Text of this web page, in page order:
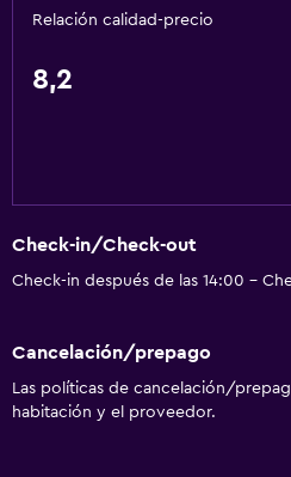
Áreas designadas para
Servicios y facilidades
Cambio de divisas
Servicio de habitaciones
Recepción 24 horas
Baño
Tina de baño
Relación calidad-precio
8,2
Check-in/Check-out
Check-in después de las 14:00 -
Cancelación/prepago
Las políticas de cancelación/
habitación y el proveedor.